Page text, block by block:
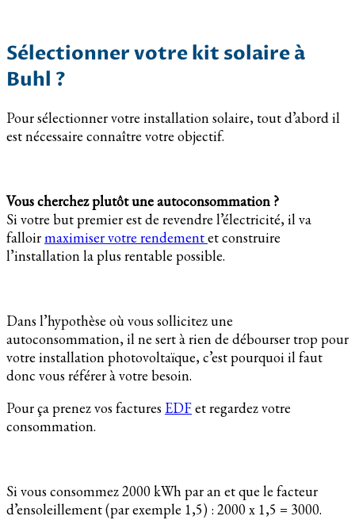
Sélectionner votre kit solaire à
Buhl ?
Pour sélectionner votre installation solaire, tout d’abord il
est nécessaire connaître votre objectif.
Vous cherchez plutôt une autoconsommation ?
Si votre but premier est de revendre l’électricité, il va
falloirmaximiser votre rendementet construire
l’installation la plus rentable possible.
Dans l’hypothèse où vous sollicitez une
autoconsommation, il ne sert à rien de débourser trop pour
votre installation photovoltaïque, c’est pourquoi il faut
donc vous référer à votre besoin.
Pour ça prenez vos factures EDFet regardez votre
consommation.
Si vous consommez 2000 kWh par an et que le facteur
d’ensoleillement (par exemple 1,5) : 2000 x 1,5 = 3000.